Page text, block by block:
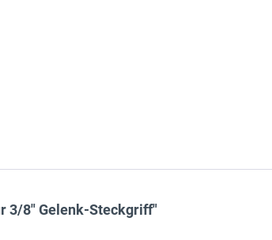
3/8" Gelenk-Steckgriff"